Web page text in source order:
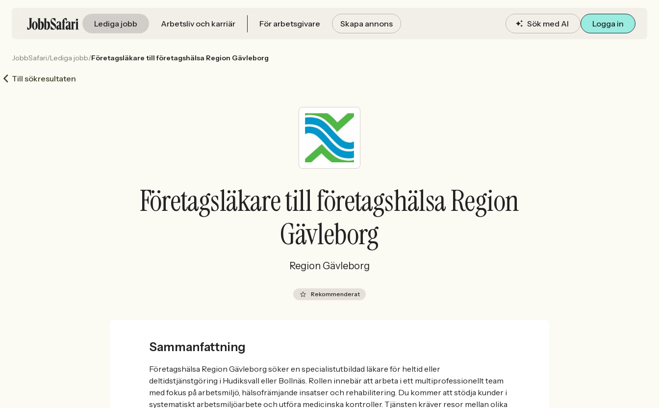
Lediga jobb Arbetsliv och karriär För arbetsgivare Skapa annons Sök med AI Logga in
JobbSafari/Lediga jobb/Företagsläkare till företagshälsa Region Gävleborg
Till sökresultaten
Företagsläkare till företagshälsa Region
Gävleborg
Region Gävleborg
Rekommenderat
Sammanfattning
Företagshälsa Region Gävleborg söker en specialistutbildad läkare för heltid eller
deltidstjänstgöring i Hudiksvall eller Bollnäs. Rollen innebär att arbeta i ett multiprofessionellt team
med fokus på arbetsmiljö, hälsofrämjande insatser och rehabilitering. Du kommer att stödja kunder i
systematiskt arbetsmiljöarbete och utföra medicinska kontroller. Tjänsten kräver resor mellan olika